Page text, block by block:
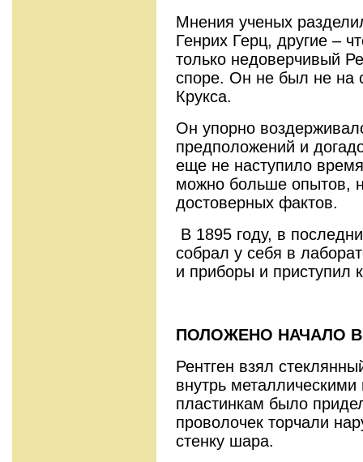
Мнения ученых
Генрих Герц, другие –
только недоверчивый
споре. Он не был не на
Крукса.
Он упорно
предположений и
еще не наступило
можно больше опытов,
достоверных фактов.
В 1895 году, в
собрал у себя в
и приборы и приступил
ПОЛОЖЕНО НАЧАЛО
Рентген взял
внутрь
пластинкам было
проволочек торчали
стенку шара.